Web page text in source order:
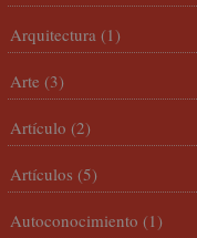
Arquitectura (1)
Arte (3)
Artículo (2)
Artículos (5)
Autoconocimiento (1)